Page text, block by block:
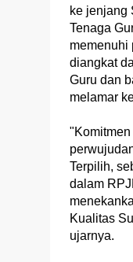
ke jenjang
Tenaga
memenuhi
diangkat
Guru dan
melamar
Terpilih,
dalam
Kualitas
ujarnya.